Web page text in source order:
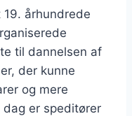
århundrede
til dannelsen af
der kunne
og mere
dag er speditører